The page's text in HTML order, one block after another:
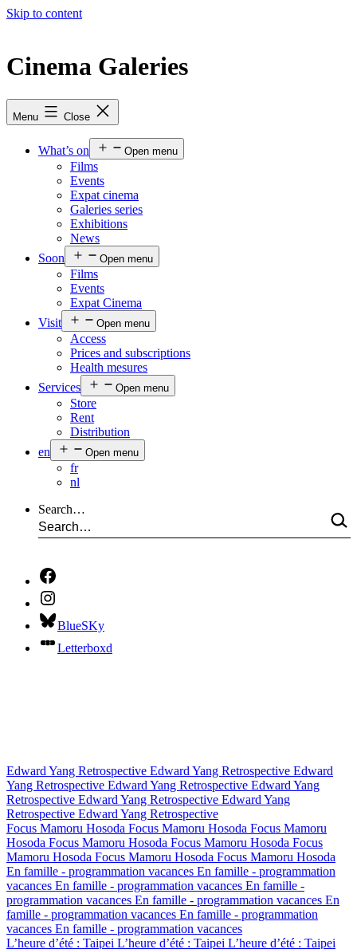
Skip to content
Cinema Galeries
Menu Close
What’s on Open menu
Films
Events
Expat cinema
Galeries series
Exhibitions
News
Soon
Open menu
Films
Events
Expat Cinema
Visit
Open menu
Access
Prices and subscriptions
Health mesures
Services
Open menu
Store
Rent
Distribution
en
Open menu
fr
nl
Search…
BlueSKy
Letterboxd
Edward Yang Retrospective Edward Yang Retrospective Edward
Yang Retrospective Edward Yang Retrospective Edward Yang
Retrospective Edward Yang Retrospective Edward Yang
Retrospective Edward Yang Retrospective
Focus Mamoru Hosoda Focus Mamoru Hosoda Focus Mamoru
Hosoda Focus Mamoru Hosoda Focus Mamoru Hosoda Focus
Mamoru Hosoda Focus Mamoru Hosoda Focus Mamoru Hosoda
En famille - programmation vacances En famille - programmation
vacances En famille - programmation vacances En famille -
programmation vacances En famille - programmation vacances En
famille - programmation vacances En famille - programmation
vacances En famille - programmation vacances
L’heure d’été : Taipei L’heure d’été : Taipei L’heure d’été : Taipei